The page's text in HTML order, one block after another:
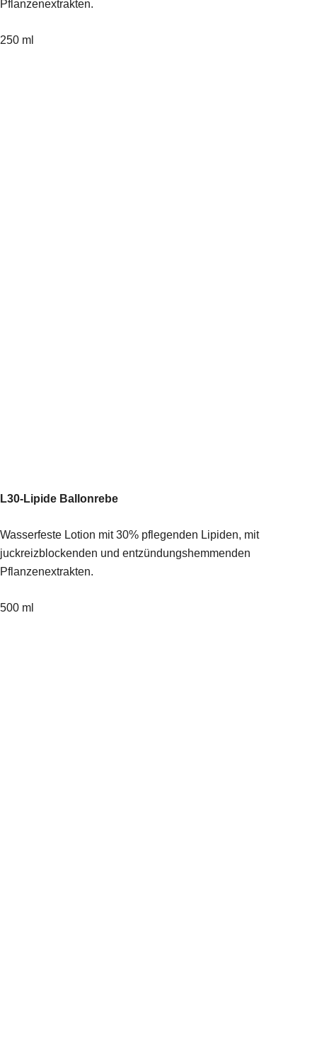
Pflanzenextrakten.
250 ml
L30-Lipide Ballonrebe
Wasserfeste Lotion mit 30% pflegenden Lipiden, mit
juckreizblockenden und entzündungshemmenden
Pflanzenextrakten.
500 ml